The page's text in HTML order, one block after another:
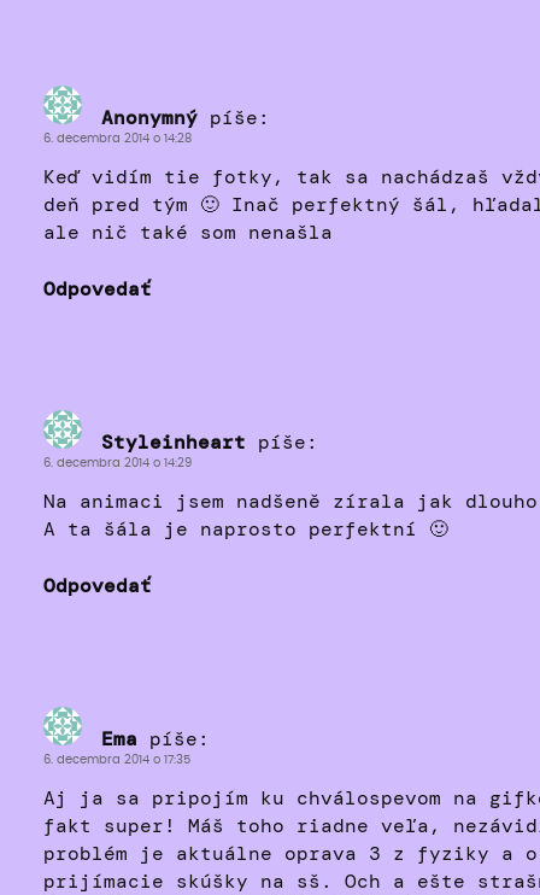
Anonymný píše:
6. decembra 2014 o 14:28
Keď vidím tie fotky, tak sa nachádzaš
deň pred tým 🙂 Inač perfektný šál,
ale nič také som nenašla
Odpovedať
Styleinheart píše:
6. decembra 2014 o 14:29
Na animaci jsem nadšeně zírala jak
A ta šála je naprosto perfektní 🙂
Odpovedať
Ema píše:
6. decembra 2014 o 17:35
Aj ja sa pripojím ku chválospevom na
fakt super! Máš toho riadne veľa,
problém je aktuálne oprava 3 z fyziky a o
prijímacie skúšky na sš. Och a ešte